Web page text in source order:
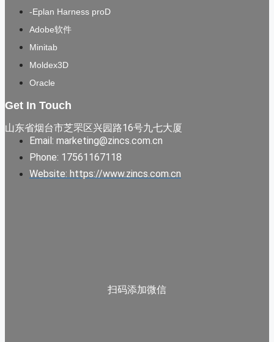
-Eplan Harness proD
Adobe软件
Minitab
Moldex3D
Oracle
Get In Touch
山东省烟台市芝罘区兴园路16号九七大厦
Email: marketing@zincs.com.cn
Phone: 17561167118
Website: https://www.zincs.com.cn
扫码添加微信